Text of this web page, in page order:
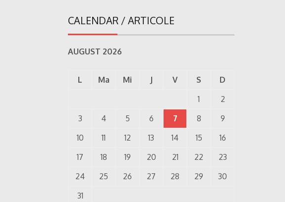
CALENDAR / ARTICOLE
AUGUST 2026
L Ma Mi J V S
D
1
2
3
4 5 6 7 8
9
10
11 12 13 14 15
16
17
18 19 20 21 22
23
24
25 26 27 28 29
30
31